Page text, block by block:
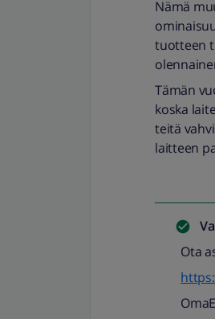
Nämä
tuotteen
Tämän
koska
teitä
laitteen
Ota